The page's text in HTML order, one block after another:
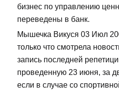
бизнес по управлению
переведены в банк.
Мышечка Викуся 03 Июл
только что смотрела
запись последней
проведенную 23 июня, за
если в случае со